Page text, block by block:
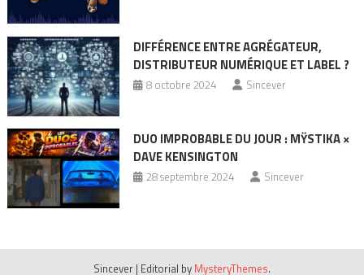
DIFFÉRENCE ENTRE AGRÉGATEUR,
DISTRIBUTEUR NUMÉRIQUE ET LABEL ?
8 octobre 2024 Sincever
DUO IMPROBABLE DU JOUR : MŸSTIKA ×
DAVE KENSINGTON
28 septembre 2024 Sincever
Sincever | Editorial by MysteryThemes.